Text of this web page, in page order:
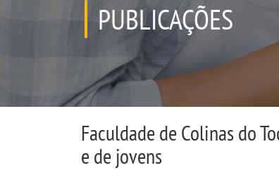
PUBLICAÇÕES
Faculdade de Colinas do
e de jovens